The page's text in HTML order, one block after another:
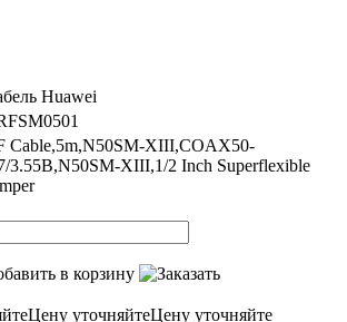
Huawei
Cable,5m,N50SM-XIII,COAX50-
3.55B,N50SM-XIII,1/2 Inch Superflexible
в корзину
Цену уточняйтеЦену уточняйте